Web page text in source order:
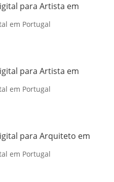
para Artista em
em Portugal
para Artista em
em Portugal
para Arquiteto em
em Portugal